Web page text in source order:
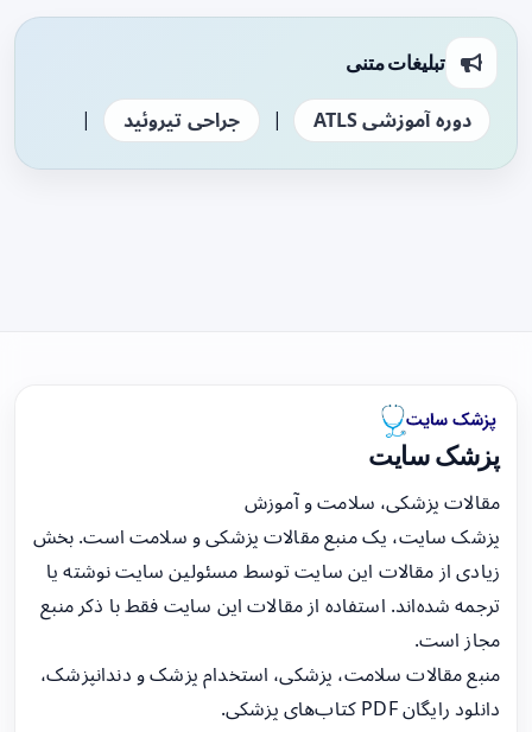
تبلیغات متنی
دوره آموزشی ATLS | جراحی تیروئید |
پزشک سایت
مقالات پزشکی، سلامت و آموزش
پزشک سایت، یک منبع مقالات پزشکی و سلامت است. بخش
زیادی از مقالات این سایت توسط مسئولین سایت نوشته یا
ترجمه شده‌اند. استفاده از مقالات این سایت فقط با ذکر منبع
مجاز است.
منبع مقالات سلامت، پزشکی، استخدام پزشک و دندانپزشک،
دانلود رایگان PDF کتاب‌های پزشکی.